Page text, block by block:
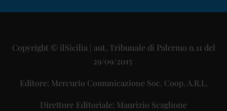
Copyright © ilSicilia | aut. Tribunale di Palermo n.11 del
29/09/2015
Editore: Mercurio Comunicazione Soc. Coop. A.R.L.
Direttore Editoriale: Maurizio Scaglione